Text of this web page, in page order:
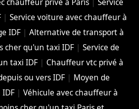
chauffeur privé à Paris |Service
| Service voiture avec chauffeur à
IDF| Alternative de transport à
cher qu'un taxi IDF |Service de
taxi IDF | Chauffeur vtc privé à
ou vers IDF | Moyen de
| Véhicule avec chauffeur à